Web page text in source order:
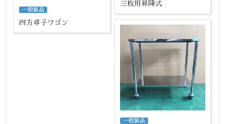
三枚用昇降式
一般製品
四方卓子ワゴン
一般製品